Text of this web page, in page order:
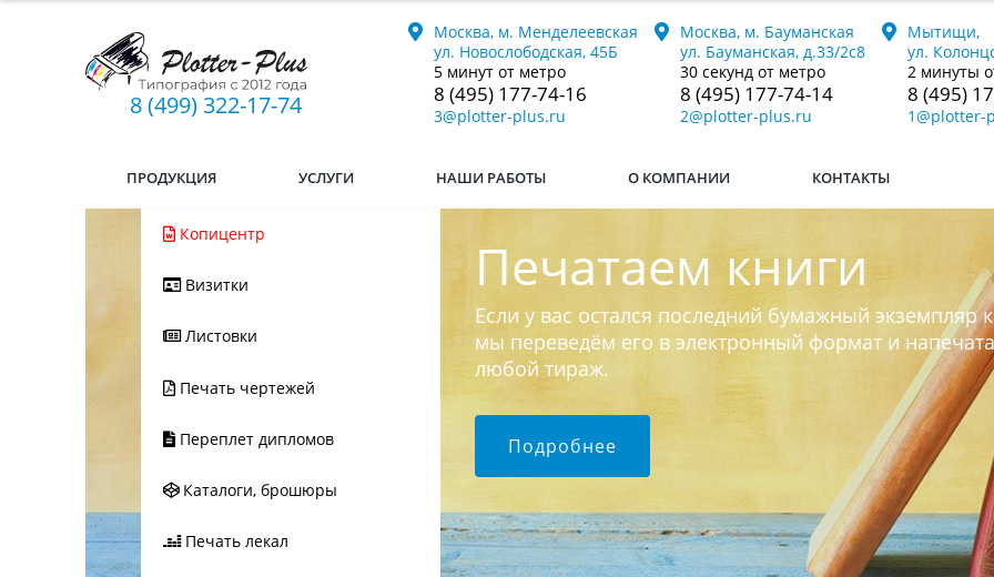
8 (499) 322-17-74
Москва, м. Менделеевская
ул. Новослободская, 45Б
5 минут от метро
8 (495) 177-74-16
3@plotter-plus.ru
Москва, м. Бауманская
ул. Бауманская, д.33/2с8
30 секунд от метро
8 (495) 177-74-14
2@plotter-plus.ru
Мытищи,
ул.
2 минуты
8 (495)
1@plotter-
ПРОДУКЦИЯ УСЛУГИ НАШИ РАБОТЫ О КОМПАНИИ КОНТАКТЫ
Копицентр
Визитки
Листовки
Печать чертежей
Переплет дипломов
Каталоги, брошюры
Печать лекал
Печатаем книги
Если у вас остался последний бумажный экземпляр
мы переведём его в электронный формат и
любой тираж.
Подробнее